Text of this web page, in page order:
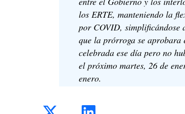
los ERTE, manteniendo la
por COVID, simplificándose
que la prórroga se aprobara
celebrada ese día pero no
el próximo martes, 26 de
enero.